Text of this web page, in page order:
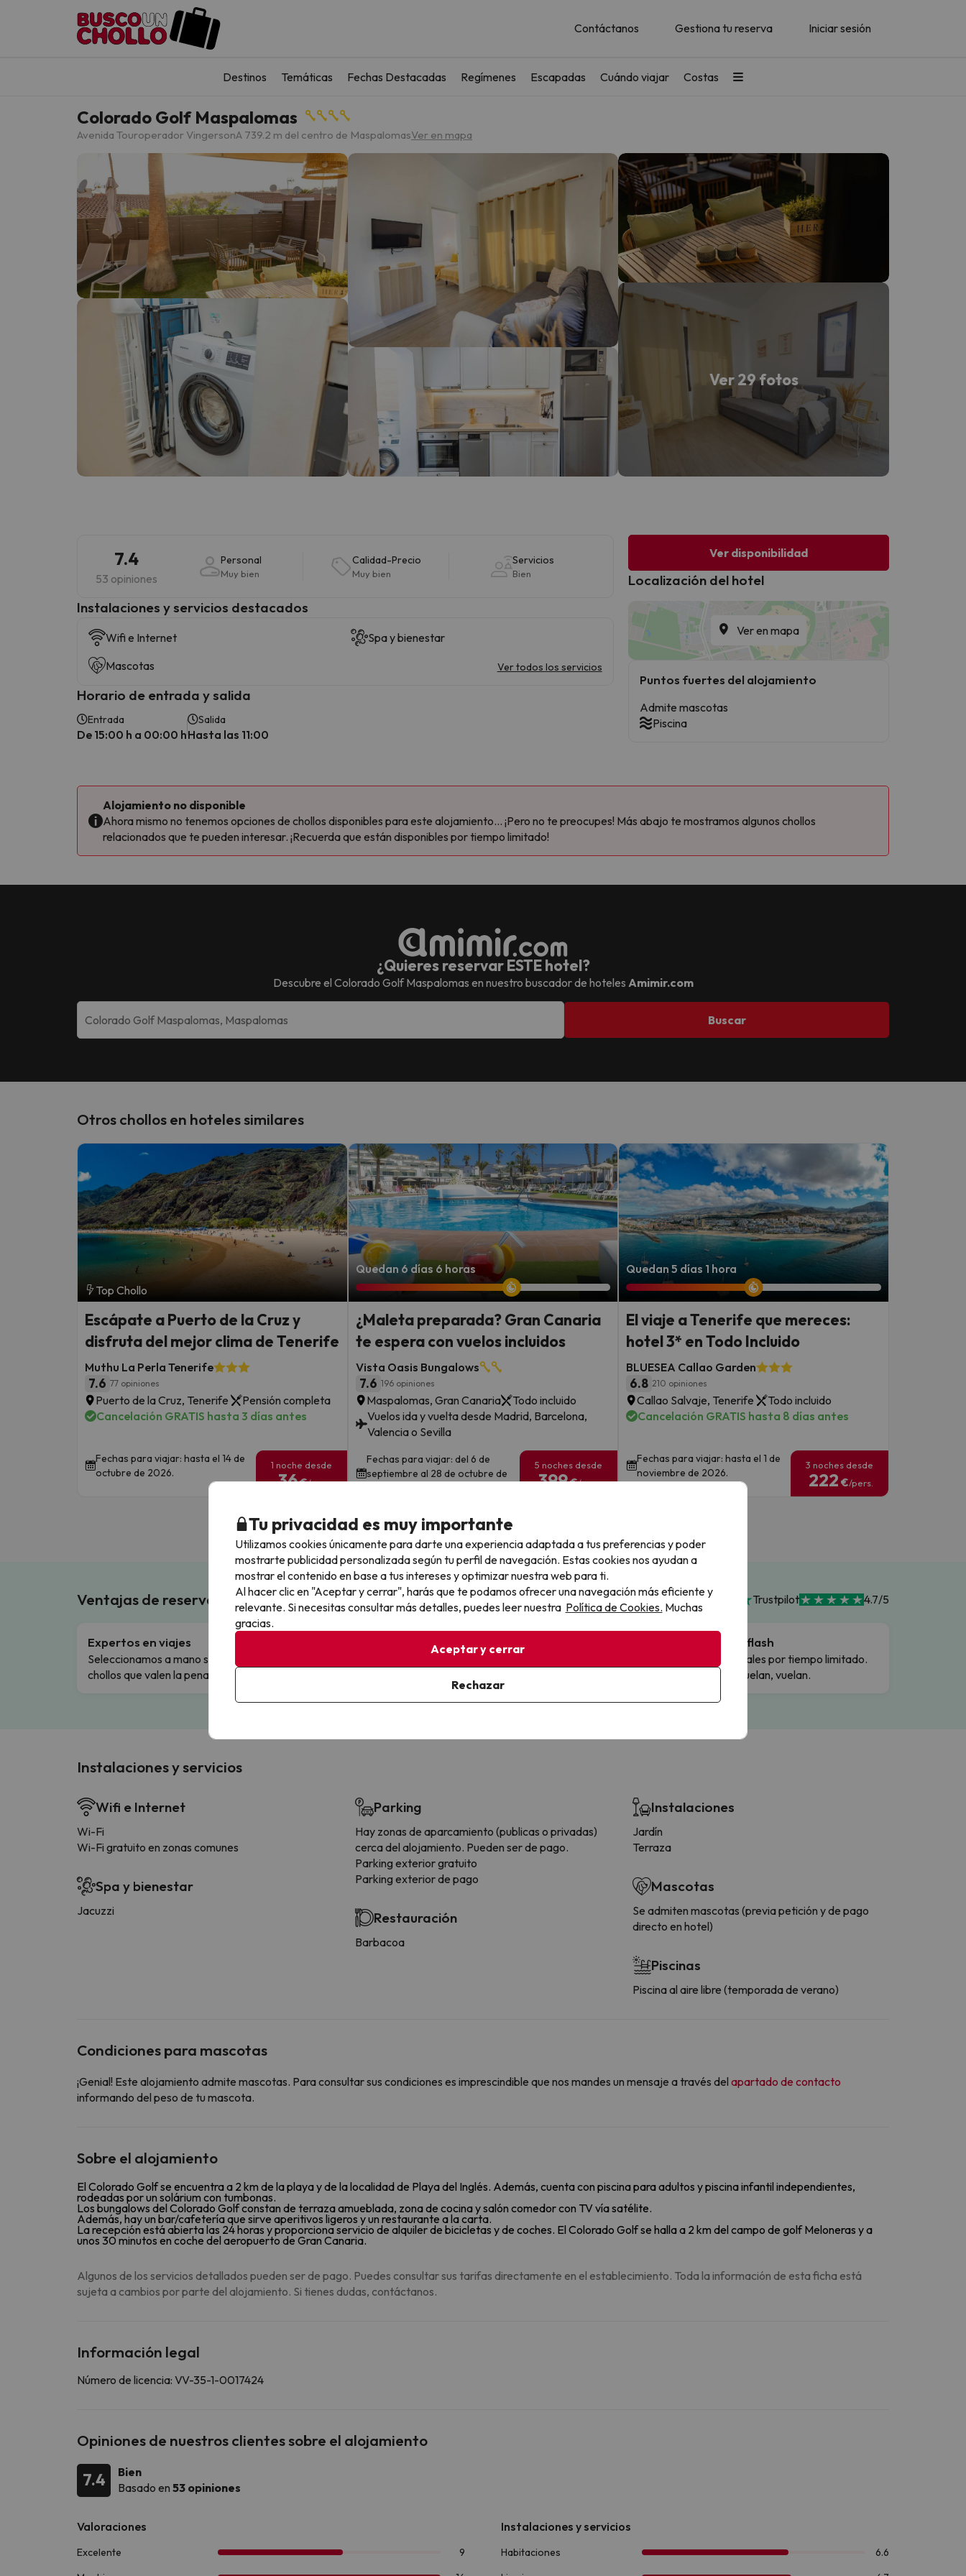
Contáctanos Gestiona tu reserva Iniciar sesión
Destinos Temáticas Fechas Destacadas Regímenes Escapadas Cuándo viajar Costas
Colorado Golf Maspalomas
Avenida Touroperador VingersonA 739.2 m del centro de MaspalomasVer en mapa
Ver 29 fotos
7.4
53 opiniones
Personal
Muy bien
Calidad-Precio
Muy bien
Servicios
Bien
Instalaciones y servicios destacados
Wifi e Internet
Spa y bienestar
Mascotas
Ver todos los servicios
Horario de entrada y salida
Entrada
De 15:00 h a 00:00 h
Salida
Hasta las 11:00
Ver disponibilidad
Localización del hotel
Ver en mapa
Puntos fuertes del alojamiento
Admite mascotas
Piscina
Alojamiento no disponible
Ahora mismo no tenemos opciones de chollos disponibles para este alojamiento... ¡Pero no te preocupes! Más abajo te mostramos algunos chollos
relacionados que te pueden interesar. ¡Recuerda que están disponibles por tiempo limitado!
¿Quieres reservar ESTE hotel?
Descubre el Colorado Golf Maspalomas en nuestro buscador de hoteles Amimir.com
Buscar
Otros chollos en hoteles similares
Top Chollo
Escápate a Puerto de la Cruz y
disfruta del mejor clima de Tenerife
Muthu La Perla Tenerife
7.6 77 opiniones
Puerto de la Cruz, Tenerife
Pensión completa
Cancelación GRATIS hasta 3 días antes
Fechas para viajar: hasta el 14 de
octubre de 2026.
1 noche desde
36€/pers.
Quedan 6 días 6 horas
¿Maleta preparada? Gran Canaria
te espera con vuelos incluidos
Vista Oasis Bungalows
7.6 196 opiniones
Maspalomas, Gran Canaria
Todo incluido
Vuelos ida y vuelta desde Madrid, Barcelona,
Valencia o Sevilla
Fechas para viajar: del 6 de
septiembre al 28 de octubre de
5 noches desde
399€/pers.
Quedan 5 días 1 hora
El viaje a Tenerife que mereces:
hotel 3* en Todo Incluido
BLUESEA Callao Garden
6.8 210 opiniones
Callao Salvaje, Tenerife
Todo incluido
Cancelación GRATIS hasta 8 días antes
Fechas para viajar: hasta el 1 de
noviembre de 2026.
3 noches desde
222 €/pers.
Ver todos los chollos
Ventajas de reservar en Buscounchollo Trustpilot 4.7/5
Expertos en viajes
Seleccionamos a mano solo los
chollos que valen la pena.
Cancela sin complicaciones
Cambios y cancelaciones con total
Ofertas flash
Precios reales por tiempo limitado.
Cuando vuelan, vuelan.
Instalaciones y servicios
Wifi e Internet
Wi-Fi
Wi-Fi gratuito en zonas comunes
Spa y bienestar
Jacuzzi
Parking
Hay zonas de aparcamiento (publicas o privadas)
cerca del alojamiento. Pueden ser de pago.
Parking exterior gratuito
Parking exterior de pago
Restauración
Barbacoa
Instalaciones
Jardín
Terraza
Mascotas
Se admiten mascotas (previa petición y de pago
directo en hotel)
Piscinas
Piscina al aire libre (temporada de verano)
Condiciones para mascotas
¡Genial! Este alojamiento admite mascotas. Para consultar sus condiciones es imprescindible que nos mandes un mensaje a través del apartado de contacto
informando del peso de tu mascota.
Sobre el alojamiento
El Colorado Golf se encuentra a 2 km de la playa y de la localidad de Playa del Inglés. Además, cuenta con piscina para adultos y piscina infantil independientes,
rodeadas por un solárium con tumbonas.
Los bungalows del Colorado Golf constan de terraza amueblada, zona de cocina y salón comedor con TV vía satélite.
Además, hay un bar/cafetería que sirve aperitivos ligeros y un restaurante a la carta.
La recepción está abierta las 24 horas y proporciona servicio de alquiler de bicicletas y de coches. El Colorado Golf se halla a 2 km del campo de golf Meloneras y a
unos 30 minutos en coche del aeropuerto de Gran Canaria.
Algunos de los servicios detallados pueden ser de pago. Puedes consultar sus tarifas directamente en el establecimiento. Toda la información de esta ficha está
sujeta a cambios por parte del alojamiento. Si tienes dudas, contáctanos.
Información legal
Número de licencia: VV-35-1-0017424
Opiniones de nuestros clientes sobre el alojamiento
7.4
Bien
Basado en 53 opiniones
Tu privacidad es muy importante
Utilizamos cookies únicamente para darte una experiencia adaptada a tus preferencias y poder
mostrarte publicidad personalizada según tu perfil de navegación. Estas cookies nos ayudan a
mostrar el contenido en base a tus intereses y optimizar nuestra web para ti.
Al hacer clic en "Aceptar y cerrar", harás que te podamos ofrecer una navegación más eficiente y
relevante. Si necesitas consultar más detalles, puedes leer nuestra Política de Cookies. Muchas
gracias.
Aceptar y cerrar
Rechazar